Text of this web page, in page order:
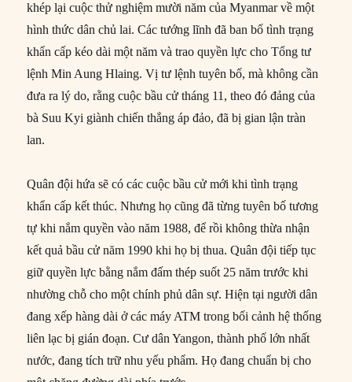
khép lại cuộc thử nghiệm mười năm của Myanmar về một
hình thức dân chủ lai. Các tướng lĩnh đã ban bố tình trạng
khẩn cấp kéo dài một năm và trao quyền lực cho Tổng tư
lệnh Min Aung Hlaing. Vị tư lệnh tuyên bố, mà không cần
đưa ra lý do, rằng cuộc bầu cử tháng 11, theo đó đảng của
bà Suu Kyi giành chiến thắng áp đảo, đã bị gian lận tràn
lan.
Quân đội hứa sẽ có các cuộc bầu cử mới khi tình trạng
khẩn cấp kết thúc. Nhưng họ cũng đã từng tuyên bố tương
tự khi nắm quyền vào năm 1988, để rồi không thừa nhận
kết quả bầu cử năm 1990 khi họ bị thua. Quân đội tiếp tục
giữ quyền lực bằng nắm đấm thép suốt 25 năm trước khi
nhường chỗ cho một chính phủ dân sự. Hiện tại người dân
đang xếp hàng dài ở các máy ATM trong bối cảnh hệ thống
liên lạc bị gián đoạn. Cư dân Yangon, thành phố lớn nhất
nước, đang tích trữ nhu yếu phẩm. Họ đang chuẩn bị cho